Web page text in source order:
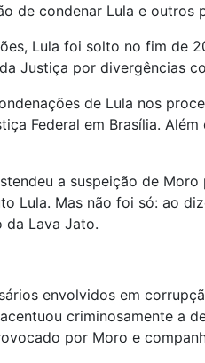
de condenar Lula e outros
Lula foi solto no fim de
Justiça por divergências
de Lula nos
Federal em Brasília.
a suspeição de
Lula. Mas não foi só: ao
da Lava Jato.
envolvidos em
criminosamente a
por Moro e